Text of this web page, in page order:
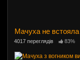
Мачуха не
4017 переглядів 83%